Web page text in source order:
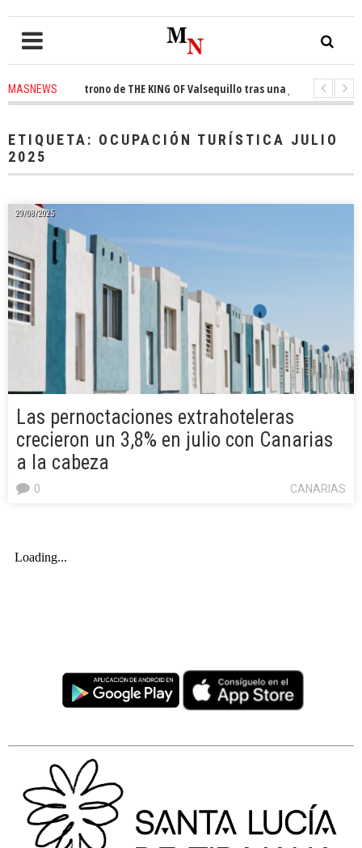
MASNEWSel trono de THE KING OF Valsequillo tras una jornada de
ETIQUETA: OCUPACIÓN TURÍSTICA JULIO
2025
29/08/2025
Las pernoctaciones extrahoteleras
crecieron un 3,8% en julio con Canarias
a la cabeza
CANARIAS
0